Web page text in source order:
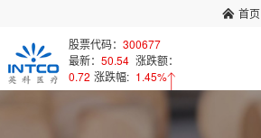
首页
股票代码：300677
最新：50.54 涨跌额：
0.72 涨跌幅: 1.45%